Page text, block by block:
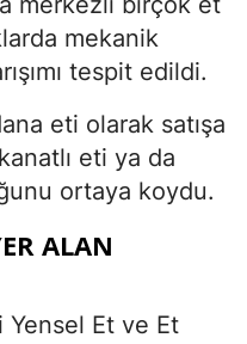
mekanik
tespit edildi.
eti olarak satışa
eti ya da
ortaya koydu.
ALAN
Et ve Et